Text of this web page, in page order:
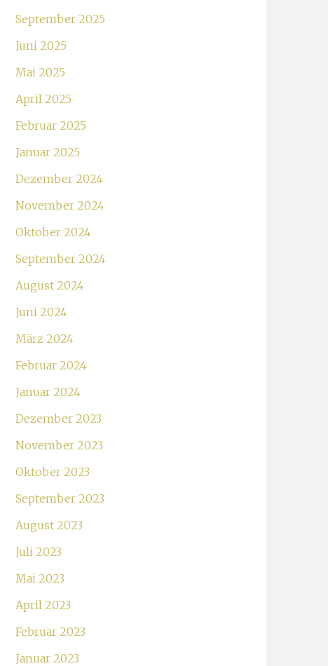
September 2025
Juni 2025
Mai 2025
April 2025
Februar 2025
Januar 2025
Dezember 2024
November 2024
Oktober 2024
September 2024
August 2024
Juni 2024
März 2024
Februar 2024
Januar 2024
Dezember 2023
November 2023
Oktober 2023
September 2023
August 2023
Juli 2023
Mai 2023
April 2023
Februar 2023
Januar 2023